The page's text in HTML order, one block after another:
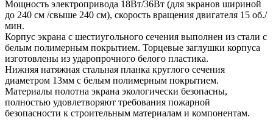
Мощность электропривода 18Вт/36Вт (для экранов шириной
до 240 см /свыше 240 см), скорость вращения двигателя 15 об./
мин.
Корпус экрана с шестиугольного сечения выполнен из стали с
белым полимерным покрытием. Торцевые заглушки корпуса
изготовлены из ударопрочного белого пластика.
Нижняя натяжная стальная планка круглого сечения
диаметром 13мм с белым полимерным покрытием.
Материалы полотна экрана экологически безопасны,
полностью удовлетворяют требования пожарной
безопасности к строительным материалам и компонентам.